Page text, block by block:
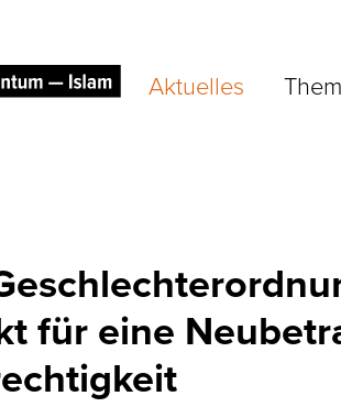
Aktuelles
für eine